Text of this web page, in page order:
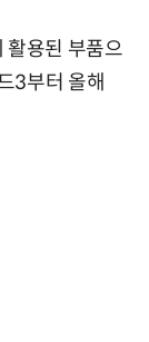
활용된 부품으
3부터 올해